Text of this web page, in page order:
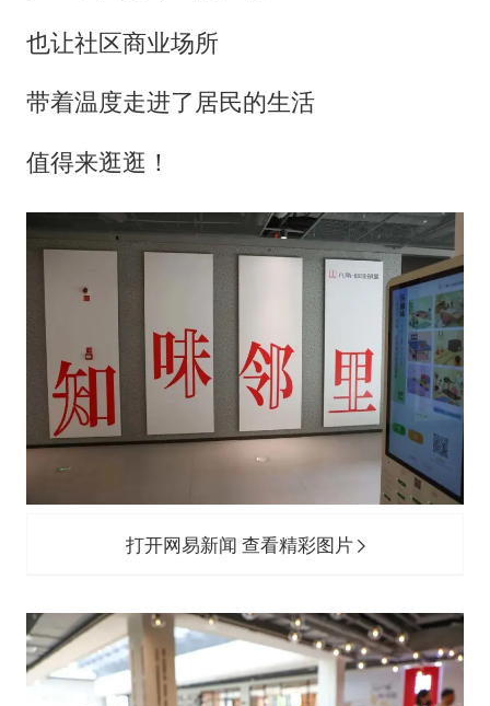
也让社区商业场所
带着温度走进了居民的生活
值得来逛逛！
打开网易新闻 查看精彩图片